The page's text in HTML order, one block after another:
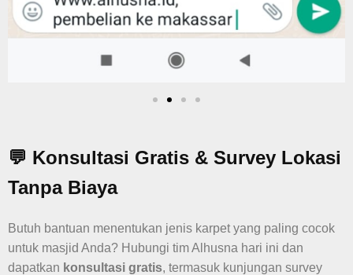
💬 Konsultasi Gratis & Survey Lokasi
Tanpa Biaya
Butuh bantuan menentukan jenis karpet yang paling cocok
untuk masjid Anda? Hubungi tim Alhusna hari ini dan
dapatkan konsultasi gratis, termasuk kunjungan survey